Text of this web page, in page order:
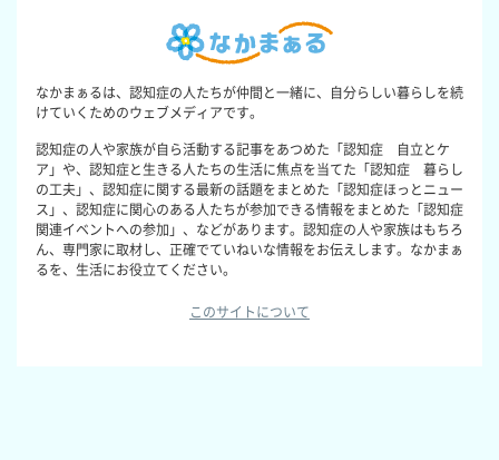
なかまぁるは、認知症の人たちが仲間と一緒に、自分らしい暮らしを続
けていくためのウェブメディアです。
認知症の人や家族が自ら活動する記事をあつめた「認知症 自立とケ
ア」や、認知症と生きる人たちの生活に焦点を当てた「認知症 暮らし
の工夫」、認知症に関する最新の話題をまとめた「認知症ほっとニュー
ス」、認知症に関心のある人たちが参加できる情報をまとめた「認知症
関連イベントへの参加」、などがあります。認知症の人や家族はもちろ
ん、専門家に取材し、正確でていねいな情報をお伝えします。なかまぁ
るを、生活にお役立てください。
このサイトについて